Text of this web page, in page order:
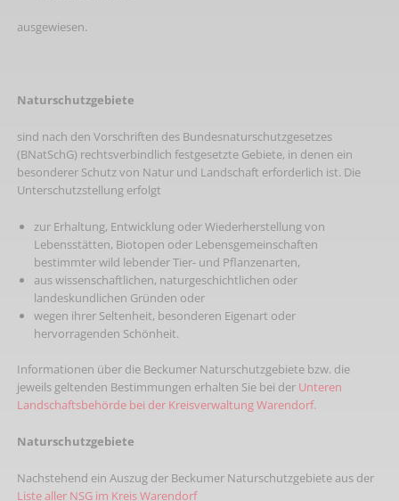
ausgewiesen.
Naturschutzgebiete
sind nach den Vorschriften des Bundesnaturschutzgesetzes
(BNatSchG) rechtsverbindlich festgesetzte Gebiete, in denen ein
besonderer Schutz von Natur und Landschaft erforderlich ist. Die
Unterschutzstellung erfolgt
zur Erhaltung, Entwicklung oder Wiederherstellung von
Lebensstätten, Biotopen oder Lebensgemeinschaften
bestimmter wild lebender Tier- und Pflanzenarten,
aus wissenschaftlichen, naturgeschichtlichen oder
landeskundlichen Gründen oder
wegen ihrer Seltenheit, besonderen Eigenart oder
hervorragenden Schönheit.
Informationen über die Beckumer Naturschutzgebiete bzw. die
jeweils geltenden Bestimmungen erhalten Sie bei der Unteren
Landschaftsbehörde bei der Kreisverwaltung Warendorf.
Naturschutzgebiete
Nachstehend ein Auszug der Beckumer Naturschutzgebiete aus der
Liste aller NSG im Kreis Warendorf